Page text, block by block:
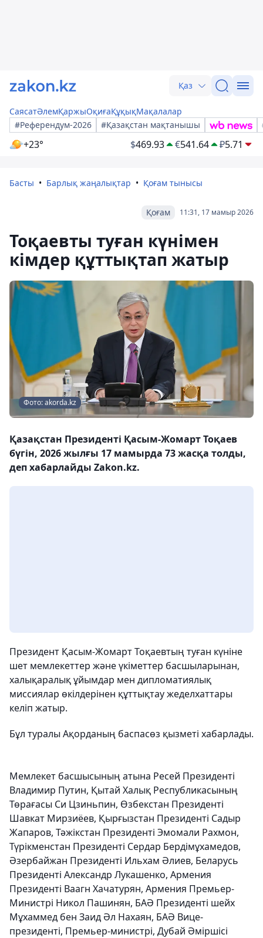
Қаз
СаясатӘлемҚаржыОқиғаҚұқықМақалалар
#Референдум-2026
#Қазақстан мақтанышы
+23° $469.93 €541.64 ₽5.71
Басты Барлық жаңалықтар Қоғам тынысы
11:31, 17 мамыр 2026
Қоғам
Тоқаевты туған күнімен
кімдер құттықтап жатыр
Фото: akorda.kz
Қазақстан Президенті Қасым-Жомарт Тоқаев
бүгін, 2026 жылғы 17 мамырда 73 жасқа толды,
деп хабарлайды Zakon.kz.
Президент Қасым-Жомарт Тоқаевтың туған күніне
шет мемлекеттер және үкіметтер басшыларынан,
халықаралық ұйымдар мен дипломатиялық
миссиялар өкілдерінен құттықтау жеделхаттары
келіп жатыр.
Бұл туралы Ақорданың баспасөз қызметі хабарлады.
Мемлекет басшысының атына Ресей Президенті
Владимир Путин, Қытай Халық Республикасының
Төрағасы Си Цзиньпин, Өзбекстан Президенті
Шавкат Мирзиёев, Қырғызстан Президенті Садыр
Жапаров, Тәжікстан Президенті Эмомали Рахмон,
Түрікменстан Президенті Сердар Бердімұхамедов,
Әзербайжан Президенті Ильхам Әлиев, Беларусь
Президенті Александр Лукашенко, Армения
Президенті Ваагн Хачатурян, Армения Премьер-
Министрі Никол Пашинян, БАӘ Президенті шейх
Мұхаммед бен Заид Әл Нахаян, БАӘ Вице-
президенті, Премьер-министрі, Дубай Әміршісі